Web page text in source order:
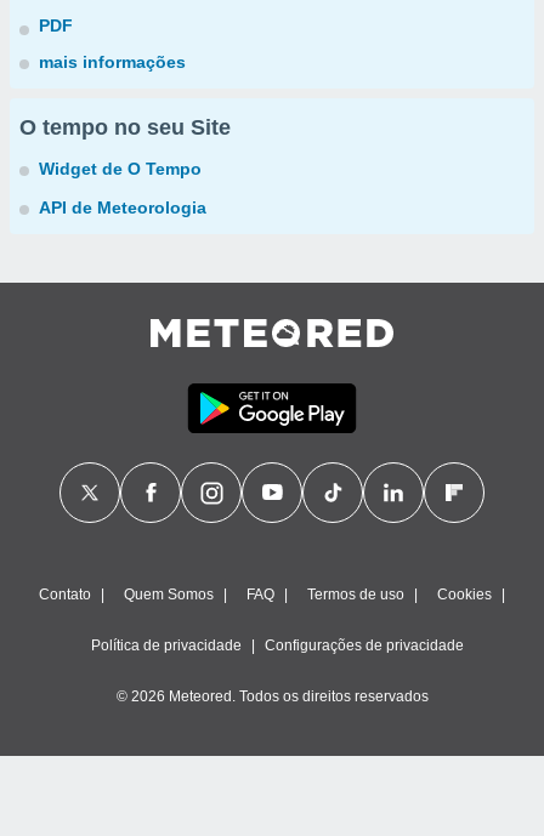
PDF
mais informações
O tempo no seu Site
Widget de O Tempo
API de Meteorologia
Contato Quem Somos FAQ Termos de uso Cookies
Política de privacidade Configurações de privacidade
© 2026 Meteored. Todos os direitos reservados